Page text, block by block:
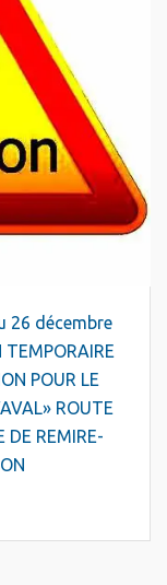
26 décembre
POUR LE
ROUTE
DE REMIRE-